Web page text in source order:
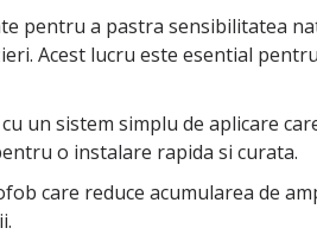
pentru a pastra sensibilitatea
Acest lucru este esential
un sistem simplu de aplicare
o instalare rapida si curata.
care reduce acumularea de